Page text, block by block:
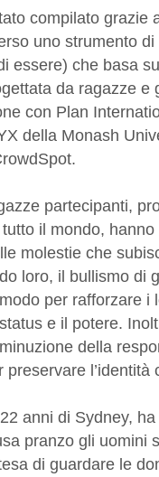
compilato grazie
uno strumento di
essere) che basa
da ragazze e
con Plan
della Monash
partecipanti,
il mondo,
molestie che
loro, il bullismo di
per rafforzare i
e il potere.
della
preservare l’identità
anni di Sydney, ha
pranzo gli uomini
di guardare le